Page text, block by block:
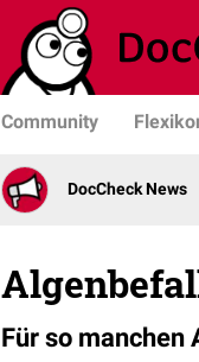
Community
DocCheck News
Für so manchen